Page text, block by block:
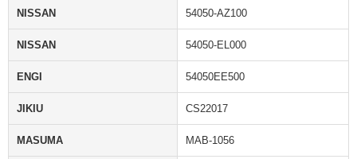
NISSAN 54050-AZ100
NISSAN 54050-EL000
ENGI 54050EE500
JIKIU CS22017
MASUMA MAB-1056